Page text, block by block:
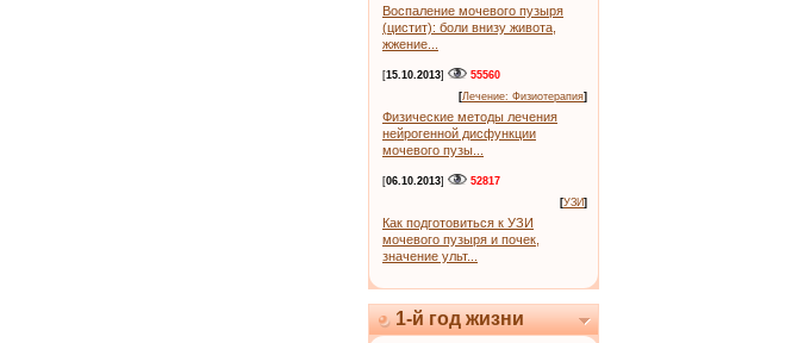
Воспаление мочевого пузыря
(цистит): боли внизу живота,
жжение...
[15.10.2013]
55560
[Лечение: Физиотерапия]
Физические методы лечения
нейрогенной дисфункции
мочевого пузы...
[06.10.2013]
52817
[УЗИ]
Как подготовиться к УЗИ
мочевого пузыря и почек,
значение ульт...
1-й год жизни